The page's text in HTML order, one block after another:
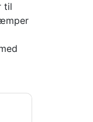
til